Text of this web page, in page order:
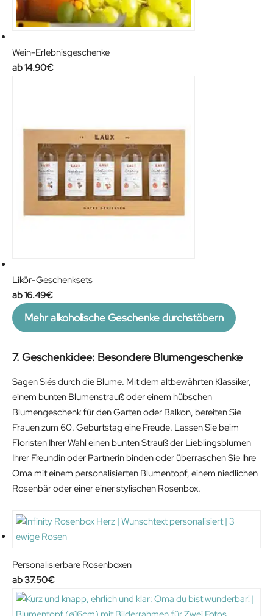
Wein-Erlebnisgeschenke
14.90€
Likör-Geschenksets
16.49€
Mehr alkoholische Geschenke durchstöbern
7. Geschenkidee: Besondere Blumengeschenke
Sagen Sie´s durch die Blume. Mit dem altbewährten Klassiker,
einem bunten Blumenstrauß oder einem hübschen
Blumengeschenk für den Garten oder Balkon, bereiten Sie
Frauen zum 60. Geburtstag eine Freude. Lassen Sie beim
Floristen Ihrer Wahl einen bunten Strauß der Lieblingsblumen
Ihrer Freundin oder Partnerin binden oder überraschen Sie Ihre
Oma mit einem personalisierten Blumentopf, einem niedlichen
Rosenbär oder einer einer stylischen Rosenbox.
Personalisierbare Rosenboxen
37.50€